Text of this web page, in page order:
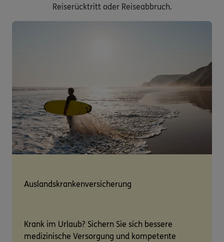
Reiserücktritt oder Reiseabbruch.
Auslandskrankenversicherung
Krank im Urlaub? Sichern Sie sich bessere
medizinische Versorgung und kompetente